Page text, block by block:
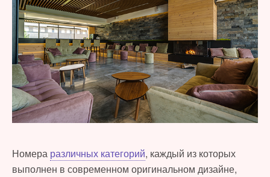
Номера различных категорий, каждый из которых
выполнен в современном оригинальном дизайне,